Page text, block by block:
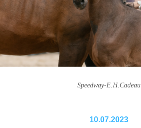
Speedway-E.H.Cadeau
10.07.2023